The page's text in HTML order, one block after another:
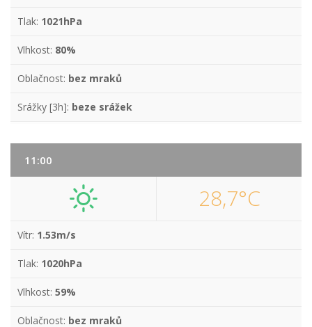
Tlak: 1021hPa
Vlhkost: 80%
Oblačnost: bez mraků
Srážky [3h]: beze srážek
11:00
28,7°C
Vítr: 1.53m/s
Tlak: 1020hPa
Vlhkost: 59%
Oblačnost: bez mraků